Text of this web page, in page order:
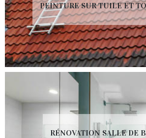
PEINTURE SUR TUILE ET
RÉNOVATION SALLE DE